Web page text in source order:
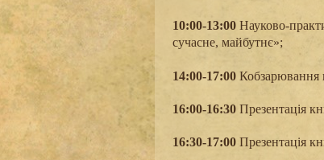
10:00-13:00 Науково-
сучасне, майбутнє»;
14:00-17:00 Кобзарювання
16:00-16:30 Презентація
16:30-17:00 Презентація